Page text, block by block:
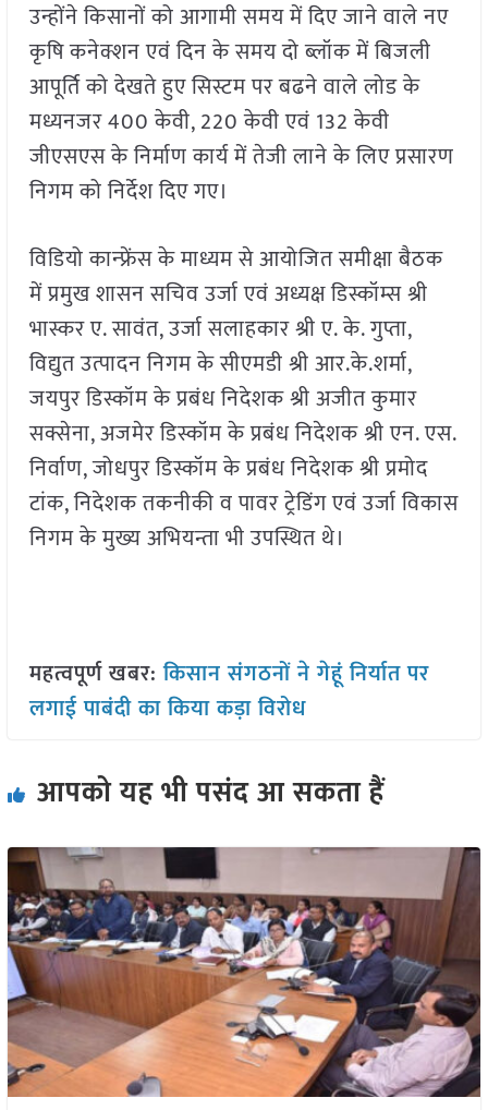
उन्होंने किसानों को आगामी समय में दिए जाने वाले नए
कृषि कनेक्शन एवं दिन के समय दो ब्लॉक में बिजली
आपूर्ति को देखते हुए सिस्टम पर बढने वाले लोड के
मध्यनजर 400 केवी, 220 केवी एवं 132 केवी
जीएसएस के निर्माण कार्य में तेजी लाने के लिए प्रसारण
निगम को निर्देश दिए गए।
विडियो कान्फ्रेंस के माध्यम से आयोजित समीक्षा बैठक
में प्रमुख शासन सचिव उर्जा एवं अध्यक्ष डिस्कॉम्स श्री
भास्कर ए. सावंत, उर्जा सलाहकार श्री ए. के. गुप्ता,
विद्युत उत्पादन निगम के सीएमडी श्री आर.के.शर्मा,
जयपुर डिस्कॉम के प्रबंध निदेशक श्री अजीत कुमार
सक्सेना, अजमेर डिस्कॉम के प्रबंध निदेशक श्री एन. एस.
निर्वाण, जोधपुर डिस्कॉम के प्रबंध निदेशक श्री प्रमोद
टांक, निदेशक तकनीकी व पावर ट्रेडिंग एवं उर्जा विकास
निगम के मुख्य अभियन्ता भी उपस्थित थे।
महत्वपूर्ण खबर:किसान संगठनों ने गेहूं निर्यात पर
लगाई पाबंदी का किया कड़ा विरोध
आपको यह भी पसंद आ सकता हैं